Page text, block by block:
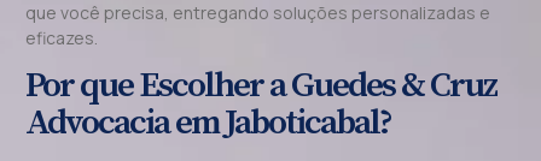
que você precisa, entregando soluções personalizadas e
eficazes.
Por que Escolher a Guedes & Cruz
Advocacia em Jaboticabal?